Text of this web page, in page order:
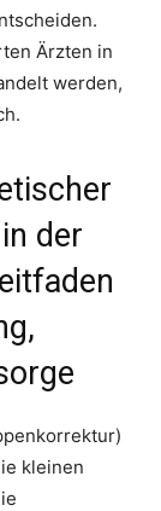
Ärzten in
werden,
der
kleinen